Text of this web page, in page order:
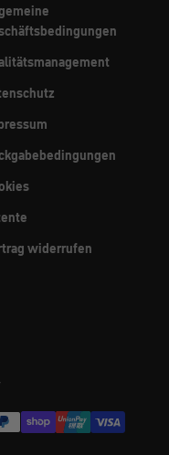
widerrufen